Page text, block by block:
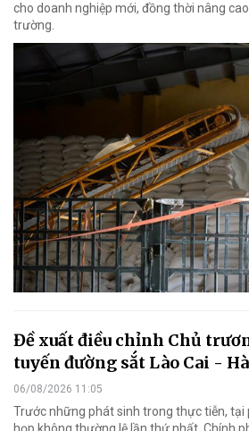
cho doanh nghiệp mới, đồng thời nâng
trường.
Đề xuất điều chỉnh Chủ
tuyến đường sắt Lào Cai -
06/08/2026 11:05
Trước những phát sinh trong thực tiễn, tại